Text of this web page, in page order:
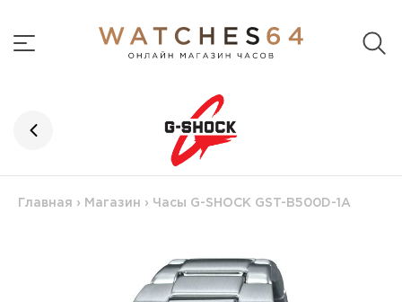
Главная › Магазин › Часы G-SHOCK GST-B500D-1A